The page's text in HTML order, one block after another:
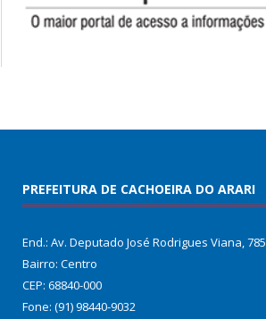
PREFEITURA DE CACHOEIRA DO ARARI
End.: Av. Deputado José Rodrigues Viana, 785
Bairro: Centro
CEP: 68840-000
Fone: (91) 98440-9032